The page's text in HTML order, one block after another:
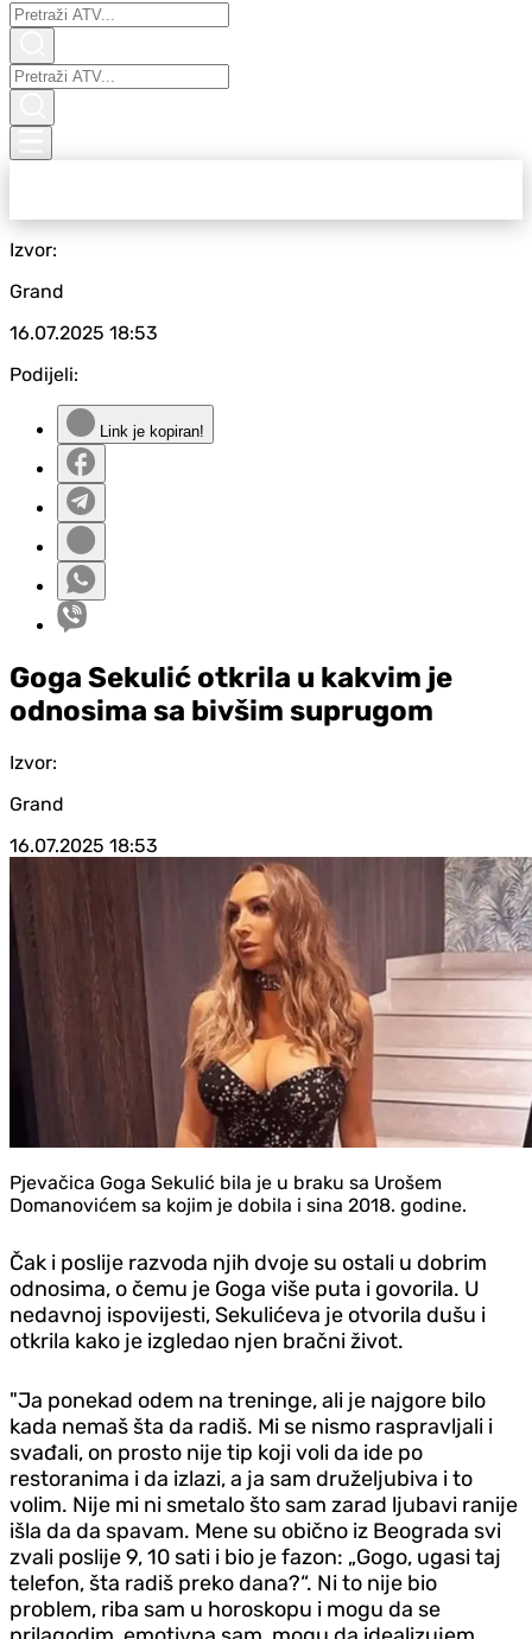
Izvor:
Grand
16.07.2025 18:53
Podijeli:
Link je kopiran!
Goga Sekulić otkrila u kakvim je
odnosima sa bivšim suprugom
Izvor:
Grand
16.07.2025 18:53
Pjevačica Goga Sekulić bila je u braku sa Urošem
Domanovićem sa kojim je dobila i sina 2018. godine.
Čak i poslije razvoda njih dvoje su ostali u dobrim
odnosima, o čemu je Goga više puta i govorila. U
nedavnoj ispovijesti, Sekulićeva je otvorila dušu i
otkrila kako je izgledao njen bračni život.
"Ja ponekad odem na treninge, ali je najgore bilo
kada nemaš šta da radiš. Mi se nismo raspravljali i
svađali, on prosto nije tip koji voli da ide po
restoranima i da izlazi, a ja sam druželjubiva i to
volim. Nije mi ni smetalo što sam zarad ljubavi ranije
išla da da spavam. Mene su obično iz Beograda svi
zvali poslije 9, 10 sati i bio je fazon: „Gogo, ugasi taj
telefon, šta radiš preko dana?“. Ni to nije bio
problem, riba sam u horoskopu i mogu da se